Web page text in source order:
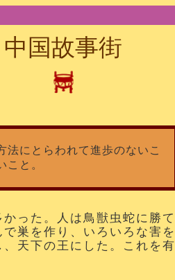
中国故事街
法にとらわれて進歩のないこ
こと。
った。人は鳥獣虫蛇に勝て
巣を作り、いろいろな害を
天下の王にした。これを有